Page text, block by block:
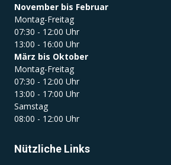
November bis Februar
Montag-Freitag
07:30 - 12:00 Uhr
13:00 - 16:00 Uhr
März bis Oktober
Montag-Freitag
07:30 - 12:00 Uhr
13:00 - 17:00 Uhr
Samstag
08:00 - 12:00 Uhr
Nützliche Links